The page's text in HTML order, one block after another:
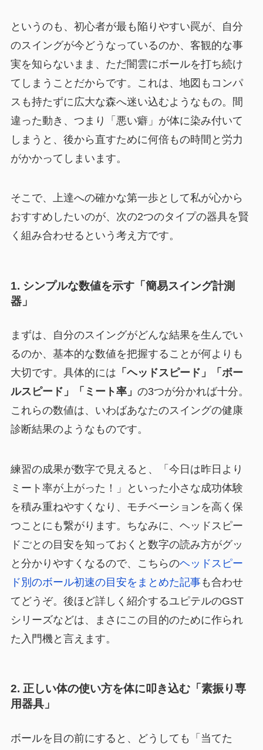
というのも、初心者が最も陥りやすい罠が、自分
のスイングが今どうなっているのか、客観的な事
実を知らないまま、ただ闇雲にボールを打ち続け
てしまうことだからです。これは、地図もコンパ
スも持たずに広大な森へ迷い込むようなもの。間
違った動き、つまり「悪い癖」が体に染み付いて
しまうと、後から直すために何倍もの時間と労力
がかかってしまいます。
そこで、上達への確かな第一歩として私が心から
おすすめしたいのが、次の2つのタイプの器具を賢
く組み合わせるという考え方です。
1. シンプルな数値を示す「簡易スイング計測
器」
まずは、自分のスイングがどんな結果を生んでい
るのか、基本的な数値を把握することが何よりも
大切です。具体的には 「ヘッドスピード」「ボー
ルスピード」「ミート率」 の3つが分かれば十分。
これらの数値は、いわばあなたのスイングの健康
診断結果のようなものです。
練習の成果が数字で見えると、「今日は昨日より
ミート率が上がった！」といった小さな成功体験
を積み重ねやすくなり、モチベーションを高く保
つことにも繋がります。ちなみに、ヘッドスピー
ドごとの目安を知っておくと数字の読み方がグッ
と分かりやすくなるので、こちらのヘッドスピー
ド別のボール初速の目安をまとめた記事も合わせ
てどうぞ。後ほど詳しく紹介するユピテルのGST
シリーズなどは、まさにこの目的のために作られ
た入門機と言えます。
2. 正しい体の使い方を体に叩き込む「素振り専
用器具」
ボールを目の前にすると、どうしても「当てた